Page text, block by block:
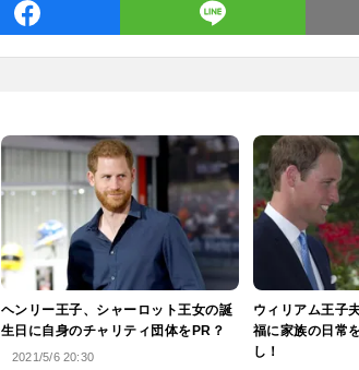
ヘンリー王子、シャーロット王女の誕
生日に自身のチャリティ団体をPR？
2021/5/6 20:30
ウィリアム王子
福に家族の日常
し！